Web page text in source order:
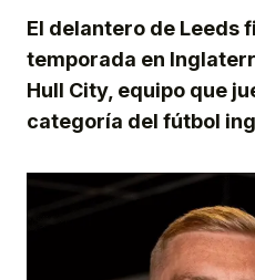
El delantero de Leeds
temporada en
Hull City, equipo que
categoría del fútbol